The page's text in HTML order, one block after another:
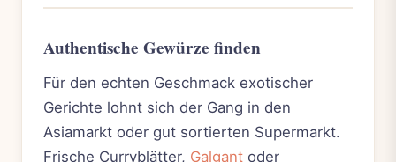
Authentische Gewürze finden
Für den echten Geschmack exotischer
Gerichte lohnt sich der Gang in den
Asiamarkt oder gut sortierten Supermarkt.
Frische Curryblätter, Galgant oder